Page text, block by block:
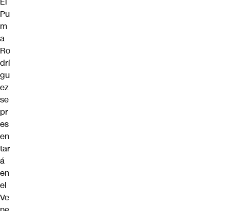
Pu
m
a
Ro
drí
gu
ez
se
pr
es
en
tar
á
en
el
Ve